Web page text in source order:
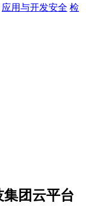
应用与开发安全 检
团云平台